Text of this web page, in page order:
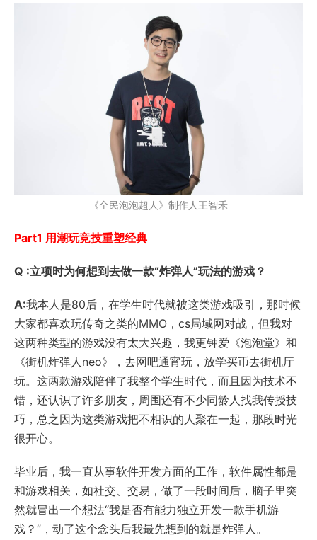
《全民泡泡超人》制作人王智禾
Part1 用潮玩竞技重塑经典
Q :立项时为何想到去做一款“炸弹人”玩法的游戏？
A:我本人是80后，在学生时代就被这类游戏吸引，那时候
大家都喜欢玩传奇之类的MMO，cs局域网对战，但我对
这两种类型的游戏没有太大兴趣，我更钟爱《泡泡堂》和
《街机炸弹人neo》，去网吧通宵玩，放学买币去街机厅
玩。这两款游戏陪伴了我整个学生时代，而且因为技术不
错，还认识了许多朋友，周围还有不少同龄人找我传授技
巧，总之因为这类游戏把不相识的人聚在一起，那段时光
很开心。
毕业后，我一直从事软件开发方面的工作，软件属性都是
和游戏相关，如社交、交易，做了一段时间后，脑子里突
然就冒出一个想法“我是否有能力独立开发一款手机游
戏？”，动了这个念头后我最先想到的就是炸弹人。